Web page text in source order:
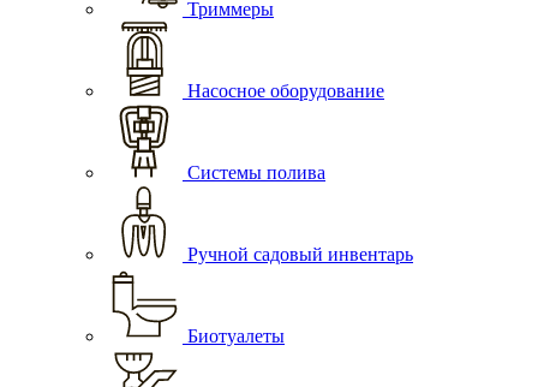
Триммеры
Насосное оборудование
Системы полива
Ручной садовый инвентарь
Биотуалеты